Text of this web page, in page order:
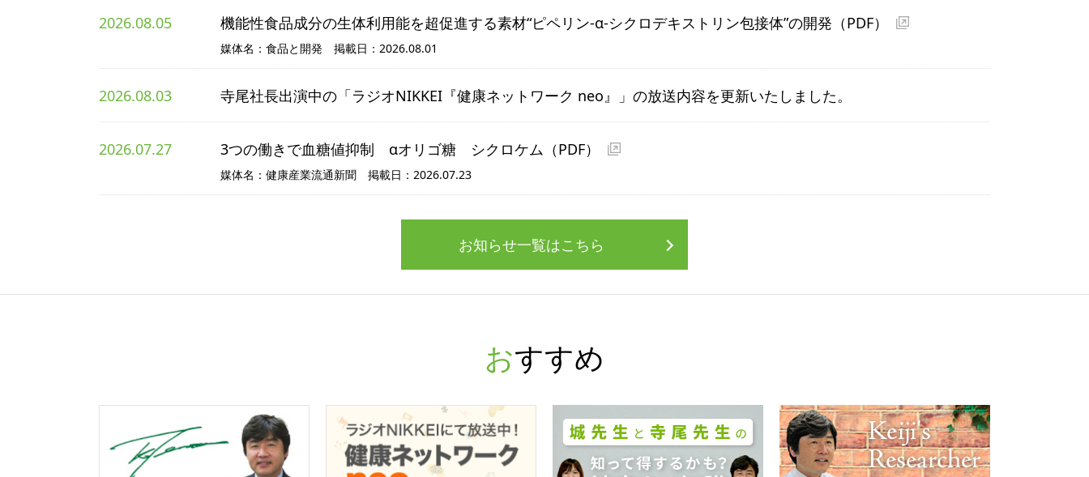
2026.08.05 機能性食品成分の生体利用能を超促進する素材“ピペリン-α-シクロデキストリン包接体”の開発 （PDF）
媒体名：食品と開発 掲載日：2026.08.01
2026.08.03 寺尾社長出演中の「ラジオNIKKEI『健康ネットワーク neo』」の放送内容を更新いたしました。
2026.07.27 3つの働きで血糖値抑制 αオリゴ糖 シクロケム （PDF）
媒体名：健康産業流通新聞 掲載日：2026.07.23
お知らせ一覧はこちら
おすすめ